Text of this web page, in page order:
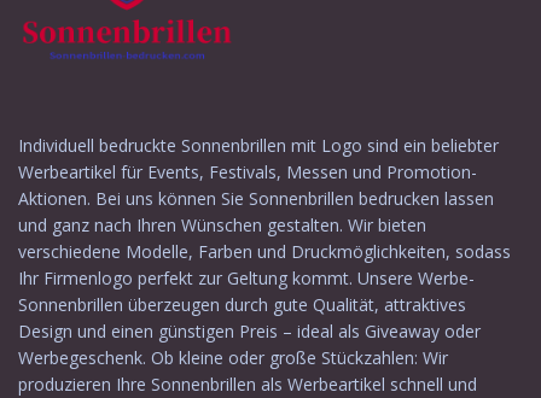
Individuell bedruckte Sonnenbrillen mit Logo sind ein beliebter
Werbeartikel für Events, Festivals, Messen und Promotion-
Aktionen. Bei uns können Sie Sonnenbrillen bedrucken lassen
und ganz nach Ihren Wünschen gestalten. Wir bieten
verschiedene Modelle, Farben und Druckmöglichkeiten, sodass
Ihr Firmenlogo perfekt zur Geltung kommt. Unsere Werbe-
Sonnenbrillen überzeugen durch gute Qualität, attraktives
Design und einen günstigen Preis – ideal als Giveaway oder
Werbegeschenk. Ob kleine oder große Stückzahlen: Wir
produzieren Ihre Sonnenbrillen als Werbeartikel schnell und